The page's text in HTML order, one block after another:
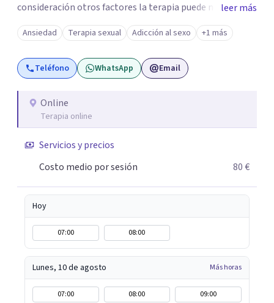
consideración otros factores la terapia puede no
funcionar al tener una visión demasiado simplista,
excluyendo de antemano otros factores que pueden
influir. Mi intención es ayudar para conseguir una mejora
global de tu sexualidad, considerando cada caso como
personal concreta. En especial mi ámbito de trabajo es la
disfunción eréctil, la eyaculación precoz y la falta de
es de enorme importancia tanto para el bienestar físico y
mental como a nivel personal para una buena
leer más
Ansiedad Terapia sexual Adicción al sexo +1 más
Teléfono WhatsApp Email
Online
Terapia online
Servicios y precios
Costo medio por sesión
80 €
Hoy
07:00 08:00
Lunes, 10 de agosto Más horas
07:00 08:00
09:00